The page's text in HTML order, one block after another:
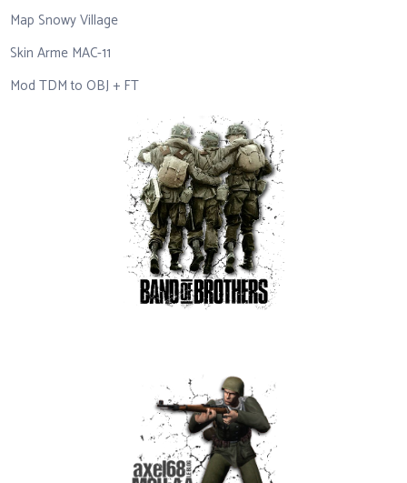
Map Snowy Village
Skin Arme MAC-11
Mod TDM to OBJ + FT